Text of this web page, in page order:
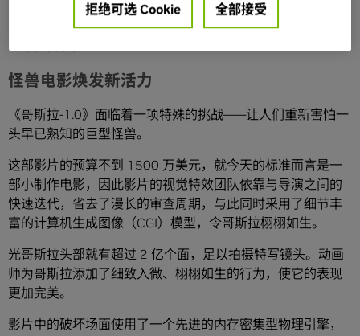
7：致命清算（上）》（派拉蒙影业）
Wuttke、Simone Coco、Jeff Sutherland 和 Neil
Corbould
怪兽电影焕发新活力
《哥斯拉-1.0》面临着一项特殊的挑战——让人们重新害怕一
头早已熟知的巨型怪兽。
这部影片的预算不到 1500 万美元，就今天的标准而言是一
部小制作电影，因此影片的视觉特效团队依靠与导演之间的
快速迭代，省去了漫长的审查周期，与此同时采用了细节丰
富的计算机生成图像（CGI）模型，令哥斯拉栩栩如生。
光哥斯拉头部就有超过 2 亿个面，足以拍摄特写镜头。动画
师为哥斯拉添加了细致入微、栩栩如生的行为，使它的表现
更加完美。
影片中的破坏场面使用了一个先进的内存密集型物理引擎，
拒绝可选 Cookie 全部接受